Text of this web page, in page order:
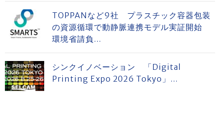
TOPPANなど9社 プラスチック容器包装
の資源循環で動静脈連携モデル実証開始
環境省請負...
シンクイノベーション 「Digital
Printing Expo 2026 Tokyo」...